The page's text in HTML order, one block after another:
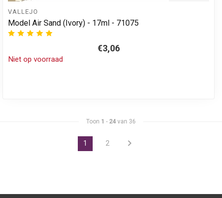
VALLEJO
Model Air Sand (Ivory) - 17ml - 71075
€3,06
Niet op voorraad
Toon 1 - 24 van 36
1 2